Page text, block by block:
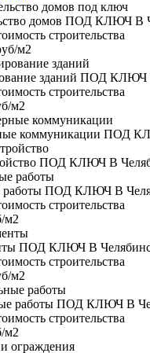
домов ПОД КЛЮЧ В
строительства
м2
зданий ПОД КЛЮЧ
строительства
м2
коммуникации ПОД
ПОД КЛЮЧ В
ПОД КЛЮЧ В
строительства
м2
ПОД КЛЮЧ В
строительства
м2
работы ПОД КЛЮЧ В
строительства
м2